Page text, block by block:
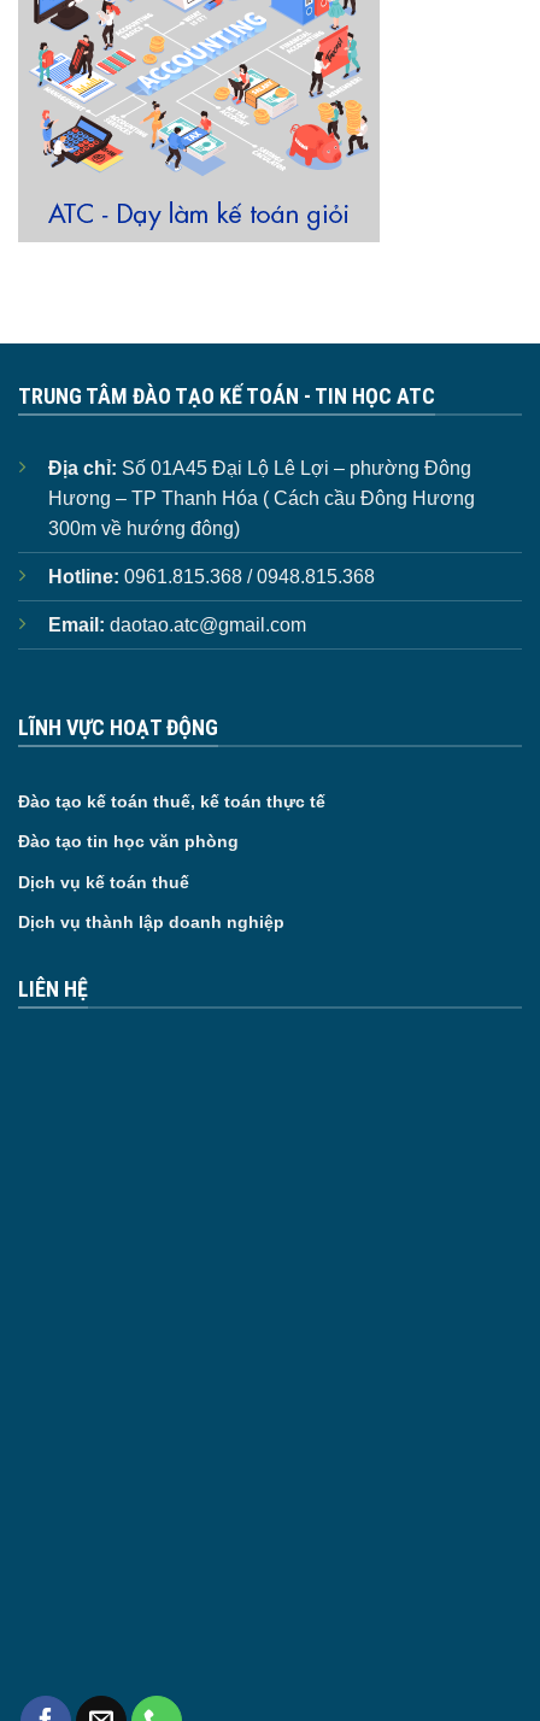
TRUNG TÂM ĐÀO TẠO KẾ TOÁN - TIN HỌC ATC
Địa chỉ: Số 01A45 Đại Lộ Lê Lợi – phường Đông
Hương – TP Thanh Hóa ( Cách cầu Đông Hương
300m về hướng đông)
Hotline: 0961.815.368 / 0948.815.368
Email: daotao.atc@gmail.com
LĨNH VỰC HOẠT ĐỘNG
Đào tạo kế toán thuế, kế toán thực tế
Đào tạo tin học văn phòng
Dịch vụ kế toán thuế
Dịch vụ thành lập doanh nghiệp
LIÊN HỆ